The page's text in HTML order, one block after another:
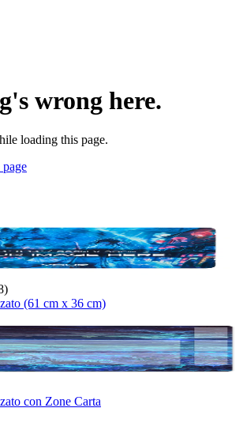
wrong here.
loading this page.
)
(61 cm x 36 cm)
con Zone Carta